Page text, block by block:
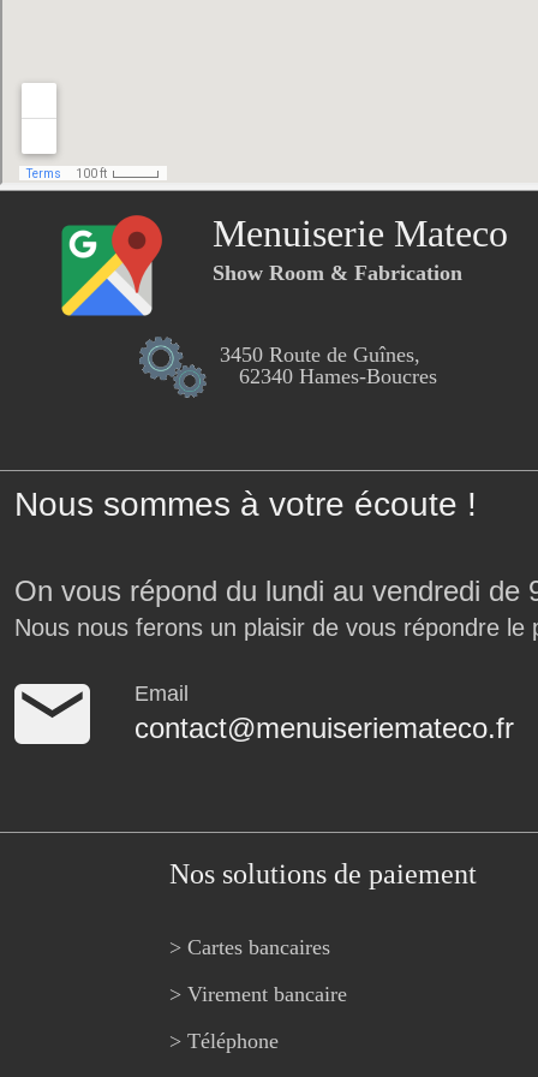
Menuiserie Mateco
Show Room & Fabrication
3450 Route de Guînes,
62340 Hames-Boucres
Nous sommes à votre écoute !
On vous répond du lundi au vendredi
Nous nous ferons un plaisir de vous répondre le
Email
contact@menuiseriemateco.fr
Nos solutions de paiement
> Cartes bancaires
> Virement bancaire
> Téléphone